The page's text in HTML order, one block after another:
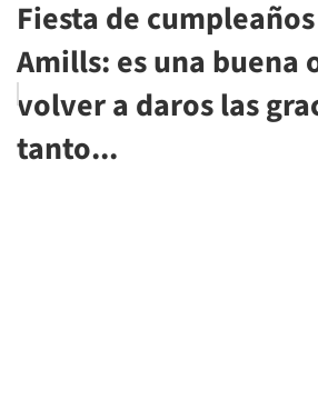
Fiesta de
Amills: es una buena
volver a daros las
tanto...